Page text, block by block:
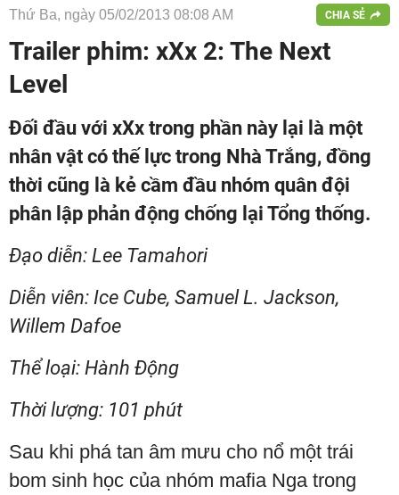
Thứ Ba, ngày 05/02/2013 08:08 AM CHIA SẺ
Trailer phim: xXx 2: The Next
Level
Đối đầu với xXx trong phần này lại là một
nhân vật có thế lực trong Nhà Trắng, đồng
thời cũng là kẻ cầm đầu nhóm quân đội
phân lập phản động chống lại Tổng thống.
Đạo diễn: Lee Tamahori
Diễn viên: Ice Cube, Samuel L. Jackson,
Willem Dafoe
Thể loại: Hành Động
Thời lượng: 101 phút
Sau khi phá tan âm mưu cho nổ một trái
bom sinh học của nhóm mafia Nga trong